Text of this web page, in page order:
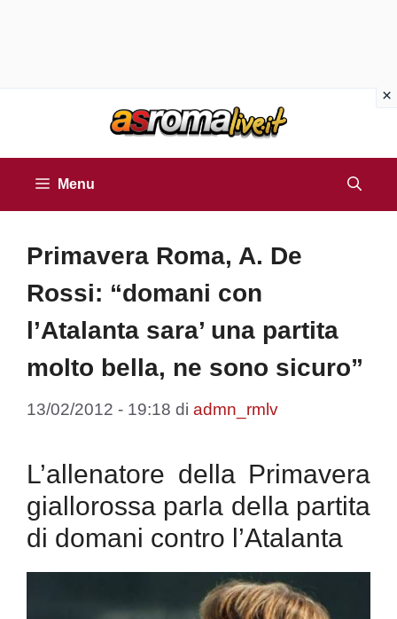
Menu
Primavera Roma, A. De
Rossi: “domani con
l’Atalanta sara’ una partita
molto bella, ne sono sicuro”
13/02/2012 - 19:18 di admn_rmlv
L’allenatore della Primavera
giallorossa parla della partita
di domani contro l’Atalanta